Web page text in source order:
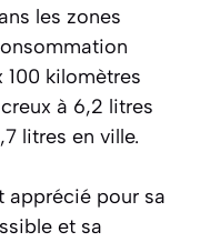
les zones
kilomètres
à 6,2 litres
litres en ville.
apprécié pour sa
et sa